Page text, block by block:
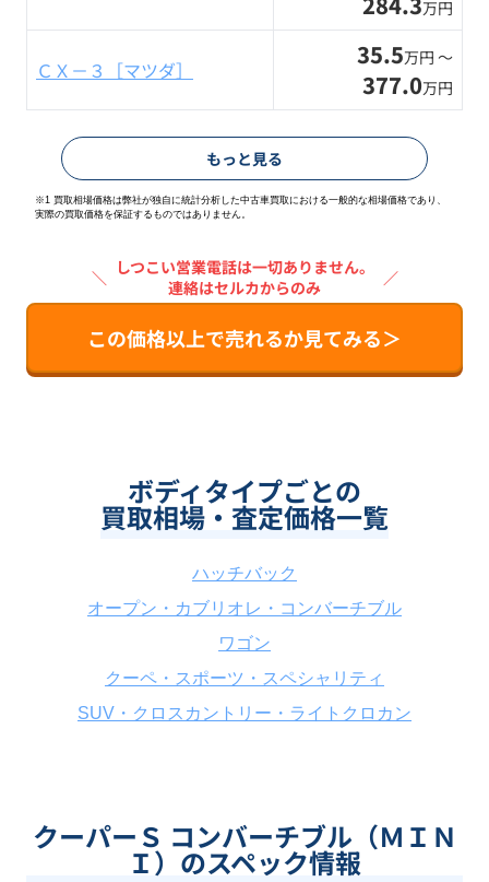
万円
ＣＸ－３［マツダ］ 35.5万円 〜
377.0万円
もっと見る
※1 買取相場価格は弊社が独自に統計分析した中古車買取における一般的な相場価格であり、
実際の買取価格を保証するものではありません。
＼
しつこい営業電話は一切ありません。
連絡はセルカからのみ
／
この価格以上で売れるか見てみる＞
ボディタイプごとの
買取相場・査定価格一覧
ハッチバック
オープン・カブリオレ・コンバーチブル
ワゴン
クーペ・スポーツ・スペシャリティ
SUV・クロスカントリー・ライトクロカン
クーパーＳ コンバーチブル（ＭＩＮ
Ｉ）のスペック情報